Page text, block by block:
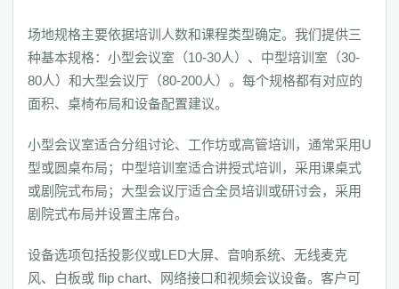
场地规格主要依据培训人数和课程类型确定。我们提供三
种基本规格：小型会议室（10-30人）、中型培训室（30-
80人）和大型会议厅（80-200人）。每个规格都有对应的
面积、桌椅布局和设备配置建议。
小型会议室适合分组讨论、工作坊或高管培训，通常采用U
型或圆桌布局；中型培训室适合讲授式培训，采用课桌式
或剧院式布局；大型会议厅适合全员培训或研讨会，采用
剧院式布局并设置主席台。
设备选项包括投影仪或LED大屏、音响系统、无线麦克
风、白板或 flip chart、网络接口和视频会议设备。客户可